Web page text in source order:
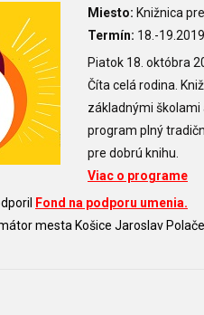
Miesto: Knižnica
Termín: 18.-19.2019
Piatok 18. októbra
Číta celá rodina.
základnými
program plný
pre dobrú knihu.
Viac o programe
Fond na podporu umenia.
mesta Košice Jaroslav